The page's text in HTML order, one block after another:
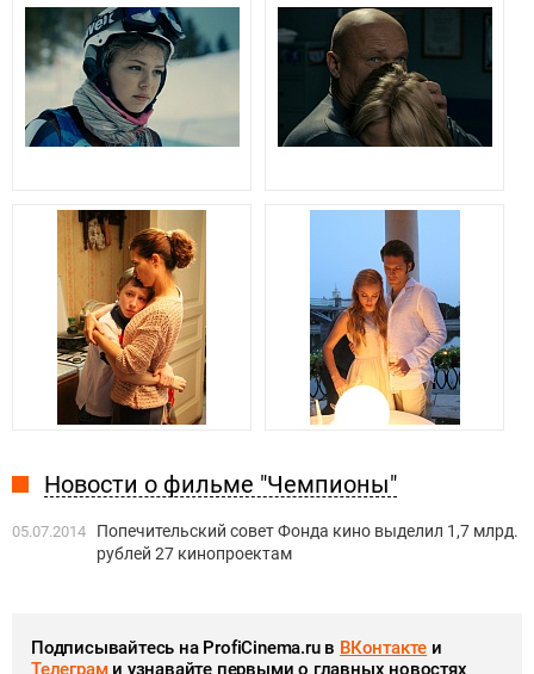
Новости о фильме "Чемпионы"
05.07.2014
Попечительский совет Фонда кино выделил 1,7 млрд.
рублей 27 кинопроектам
Подписывайтесь на ProfiCinema.ru в ВКонтакте и
Телеграми узнавайте первыми о главных новостях